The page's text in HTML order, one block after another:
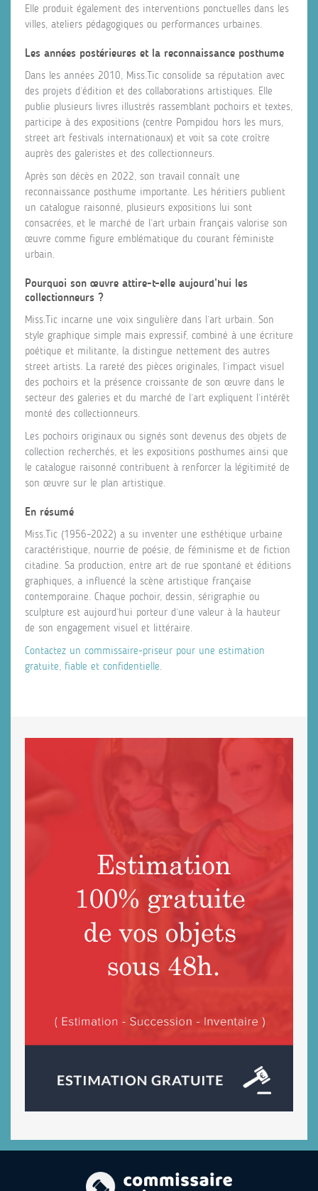
Elle produit également des interventions ponctuelles dans les
villes, ateliers pédagogiques ou performances urbaines.
Les années postérieures et la reconnaissance posthume
Dans les années 2010, Miss.Tic consolide sa réputation avec
des projets d’édition et des collaborations artistiques. Elle
publie plusieurs livres illustrés rassemblant pochoirs et textes,
participe à des expositions (centre Pompidou hors les murs,
street art festivals internationaux) et voit sa cote croître
auprès des galeristes et des collectionneurs.
Après son décès en 2022, son travail connaît une
reconnaissance posthume importante. Les héritiers publient
un catalogue raisonné, plusieurs expositions lui sont
consacrées, et le marché de l’art urbain français valorise son
œuvre comme figure emblématique du courant féministe
urbain.
Pourquoi son œuvre attire-t-elle aujourd’hui les
collectionneurs ?
Miss.Tic incarne une voix singulière dans l’art urbain. Son
style graphique simple mais expressif, combiné à une écriture
poétique et militante, la distingue nettement des autres
street artists. La rareté des pièces originales, l’impact visuel
des pochoirs et la présence croissante de son œuvre dans le
secteur des galeries et du marché de l’art expliquent l’intérêt
monté des collectionneurs.
Les pochoirs originaux ou signés sont devenus des objets de
collection recherchés, et les expositions posthumes ainsi que
le catalogue raisonné contribuent à renforcer la légitimité de
son œuvre sur le plan artistique.
En résumé
Miss.Tic (1956–2022) a su inventer une esthétique urbaine
caractéristique, nourrie de poésie, de féminisme et de fiction
citadine. Sa production, entre art de rue spontané et éditions
graphiques, a influencé la scène artistique française
contemporaine. Chaque pochoir, dessin, sérigraphie ou
sculpture est aujourd’hui porteur d’une valeur à la hauteur
de son engagement visuel et littéraire.
Contactez un commissaire-priseur pour une estimation
gratuite, fiable et confidentielle.